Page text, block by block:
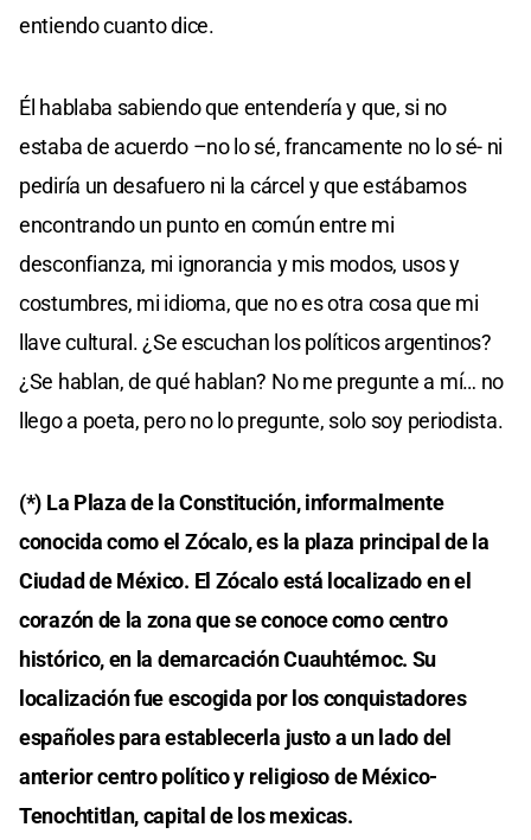
entiendo cuanto dice.
Él hablaba sabiendo que entendería y que, si no
estaba de acuerdo –no lo sé, francamente no lo sé- ni
pediría un desafuero ni la cárcel y que estábamos
encontrando un punto en común entre mi
desconfianza, mi ignorancia y mis modos, usos y
costumbres, mi idioma, que no es otra cosa que mi
llave cultural. ¿Se escuchan los políticos argentinos?
¿Se hablan, de qué hablan? No me pregunte a mí… no
llego a poeta, pero no lo pregunte, solo soy periodista.
(*) La Plaza de la Constitución, informalmente
conocida como el Zócalo, es la plaza principal de la
Ciudad de México. El Zócalo está localizado en el
corazón de la zona que se conoce como centro
histórico, en la demarcación Cuauhtémoc. Su
localización fue escogida por los conquistadores
españoles para establecerla justo a un lado del
anterior centro político y religioso de México-
Tenochtitlan, capital de los mexicas.